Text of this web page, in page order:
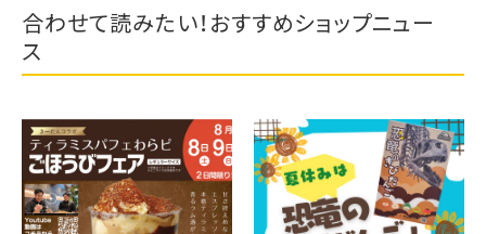
合わせて読みたい！おすすめショップニュー
ス